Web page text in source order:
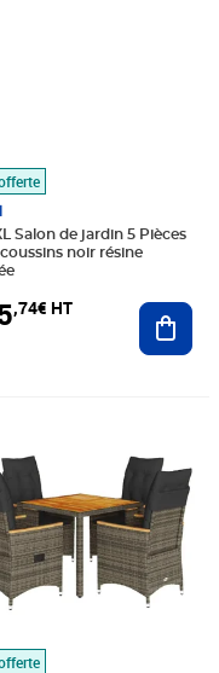
panier
Salon de jardin 5 Pièces
noir résine
,74€ HT